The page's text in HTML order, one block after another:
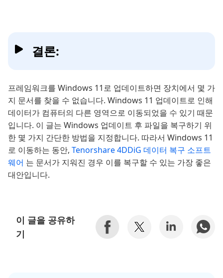
결론:
프레임워크를 Windows 11로 업데이트하면 장치에서 몇 가
지 문서를 찾을 수 없습니다. Windows 11 업데이트로 인해
데이터가 컴퓨터의 다른 영역으로 이동되었을 수 있기 때문
입니다. 이 글는 Windows 업데이트 후 파일을 복구하기 위
한 몇 가지 간단한 방법을 지정합니다. 따라서 Windows 11
로 이동하는 동안, Tenorshare 4DDiG 데이터 복구 소프트
웨어 는 문서가 지워진 경우 이를 복구할 수 있는 가장 좋은
대안입니다.
이 글을 공유하
기